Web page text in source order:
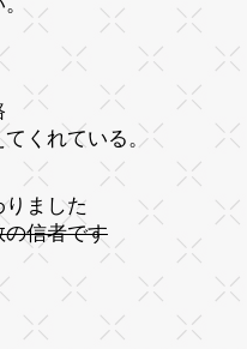
くれている。
りました
の信者です